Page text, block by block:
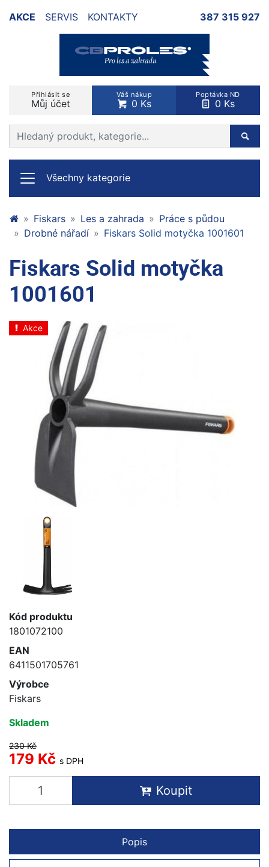
AKCE SERVIS KONTAKTY 387 315 927
Přihlásit se
Můj účet
Váš nákup
0 Ks
Poptávka ND
0 Ks
Prohledat web
Všechny kategorie
Fiskars Les a zahrada
Práce s půdou
Drobné nářadí
Fiskars Solid motyčka 1001601
Fiskars Solid motyčka
1001601
Akce
Kód produktu
1801072100
EAN
6411501705761
Výrobce
Fiskars
Skladem
230 Kč
179 Kč s DPH
Koupit
Popis